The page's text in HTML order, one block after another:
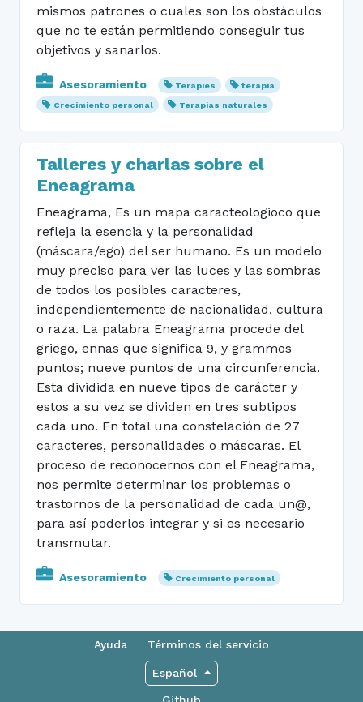
mismos patrones o cuales son los obstáculos
que no te están permitiendo conseguir tus
objetivos y sanarlos.
Asesoramiento Terapies
terapia
Crecimiento personal
Terapias naturales
Talleres y charlas sobre el
Eneagrama
Eneagrama, Es un mapa caracteologioco que
refleja la esencia y la personalidad
(máscara/ego) del ser humano. Es un modelo
muy preciso para ver las luces y las sombras
de todos los posibles caracteres,
independientemente de nacionalidad, cultura
o raza. La palabra Eneagrama procede del
griego, ennas que significa 9, y grammos
puntos; nueve puntos de una circunferencia.
Esta dividida en nueve tipos de carácter y
estos a su vez se dividen en tres subtipos
cada uno. En total una constelación de 27
caracteres, personalidades o máscaras. El
proceso de reconocernos con el Eneagrama,
nos permite determinar los problemas o
trastornos de la personalidad de cada un@,
para así poderlos integrar y si es necesario
transmutar.
Asesoramiento Crecimiento personal
Ayuda Términos del servicio
Español